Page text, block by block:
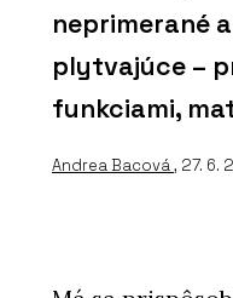
neprimerané
plytvajúce –
funkciami,
Andrea Bacová, 27. 6.